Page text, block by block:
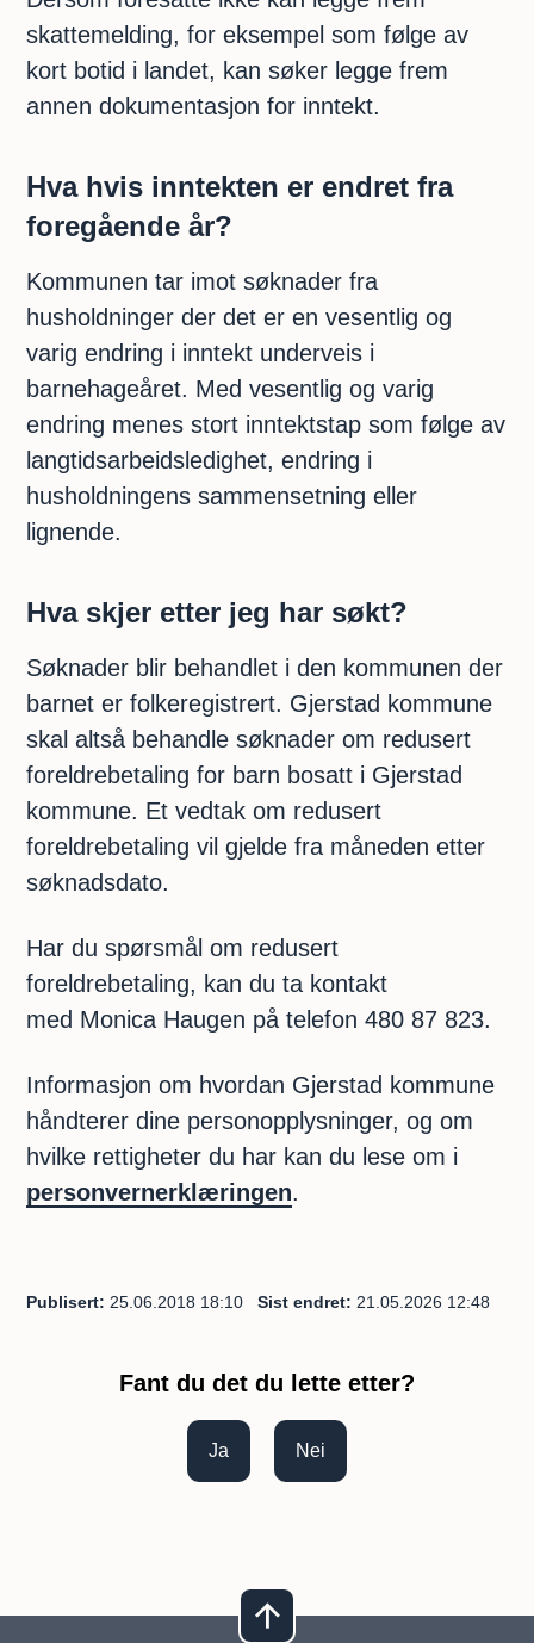
skattemelding, for eksempel som følge av
kort botid i landet, kan søker legge frem
annen dokumentasjon for inntekt.
Hva hvis inntekten er endret fra
foregående år?
Kommunen tar imot søknader fra
husholdninger der det er en vesentlig og
varig endring i inntekt underveis i
barnehageåret. Med vesentlig og varig
endring menes stort inntektstap som følge av
langtidsarbeidsledighet, endring i
husholdningens sammensetning eller
lignende.
Hva skjer etter jeg har søkt?
Søknader blir behandlet i den kommunen der
barnet er folkeregistrert. Gjerstad kommune
skal altså behandle søknader om redusert
foreldrebetaling for barn bosatt i Gjerstad
kommune. Et vedtak om redusert
foreldrebetaling vil gjelde fra måneden etter
søknadsdato.
Har du spørsmål om redusert
foreldrebetaling, kan du ta kontakt
med Monica Haugen på telefon 480 87 823.
Informasjon om hvordan Gjerstad kommune
håndterer dine personopplysninger, og om
hvilke rettigheter du har kan du lese om i
personvernerklæringen.
Publisert 25.06.2018 18:10 Sist endret 21.05.2026 12:48
Fant du det du lette etter?
Ja Nei